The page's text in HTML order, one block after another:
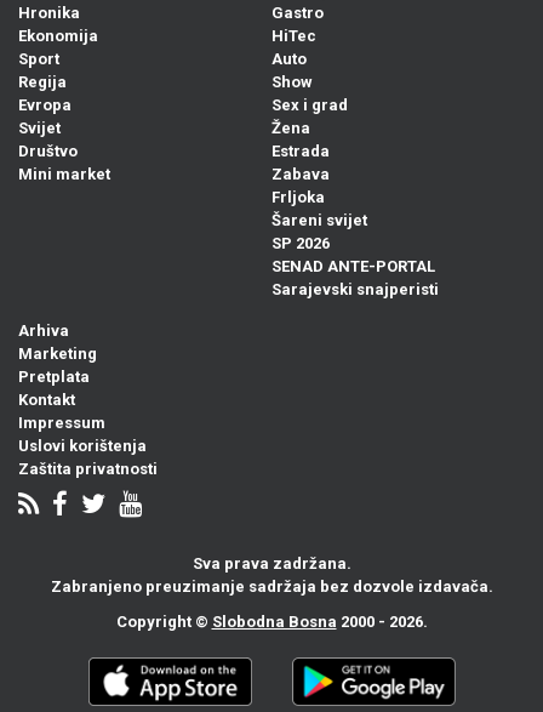
Hronika
Ekonomija
Sport
Regija
Evropa
Svijet
Društvo
Mini market
Gastro
HiTec
Auto
Show
Sex i grad
Žena
Estrada
Zabava
Frljoka
Šareni svijet
SP 2026
SENAD ANTE-PORTAL
Sarajevski snajperisti
Arhiva
Marketing
Pretplata
Kontakt
Impressum
Uslovi korištenja
Zaštita privatnosti
Sva prava zadržana.
Zabranjeno preuzimanje sadržaja bez dozvole izdavača.
Copyright © Slobodna Bosna 2000 - 2026.